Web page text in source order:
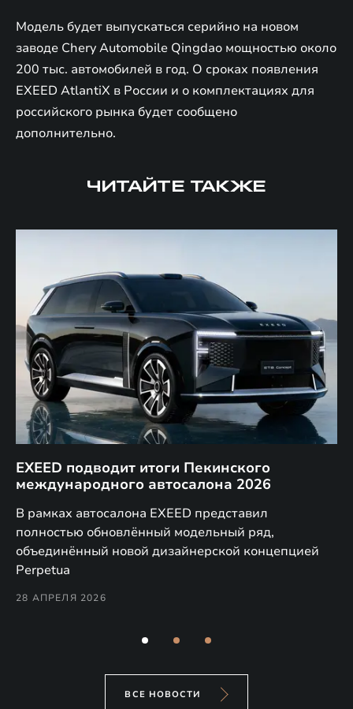
Модель будет выпускаться серийно на новом
заводе Chery Automobile Qingdao мощностью около
200 тыс. автомобилей в год. О сроках появления
EXEED AtlantiX в России и о комплектациях для
российского рынка будет сообщено
дополнительно.
ЧИТАЙТЕ ТАКЖЕ
EXEED подводит итоги Пекинского
международного автосалона 2026
В рамках автосалона EXEED представил
полностью обновлённый модельный ряд,
объединённый новой дизайнерской концепцией
Perpetua
28 АПРЕЛЯ 2026
ВСЕ НОВОСТИ